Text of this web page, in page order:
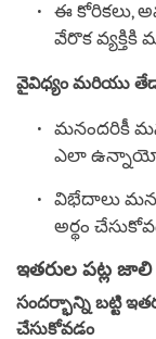
ఈ కోరికలు,
వేరొక
వైవిధ్యం మరియు
మనందరికీ
ఎలా ఉన్నాయో
విభేదాలు
అర్థం
ఇతరుల పట్ల జాలి
సందర్భాన్ని బట్టి
చేసుకోవడం